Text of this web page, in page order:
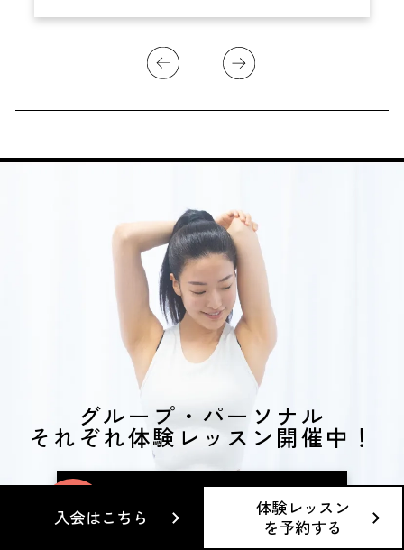
グループ・パーソナル
それぞれ体験レッスン開催中！
入会はこちら
入会はこちら
体験レッスン
を予約する